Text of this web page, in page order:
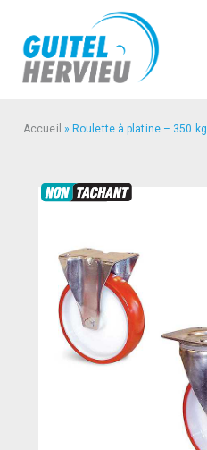
Accueil » Roulette à platine – 350 kg